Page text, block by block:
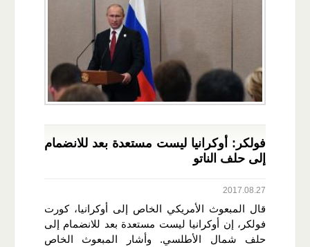
فولكر: أوكرانيا ليست مستعدة بعد للانضمام
إلى حلف الناتو
2017.08.27
قال المبعوث الأمريكي الخاص إلى أوكرانيا، كورت
فولكر، إن أوكرانيا ليست مستعدة بعد للانضمام إلى
حلف شمال الأطلسي. وأشار المبعوث الخاص